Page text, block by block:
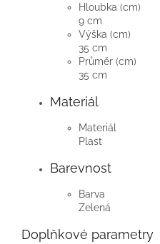
Hloubka (cm)
9 cm
Výška (cm)
35 cm
Průměr (cm)
35 cm
Materiál
Materiál
Plast
Barevnost
Barva
Zelená
Doplňkové parametry